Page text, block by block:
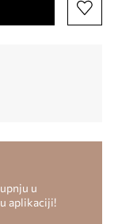
u
aplikaciji!